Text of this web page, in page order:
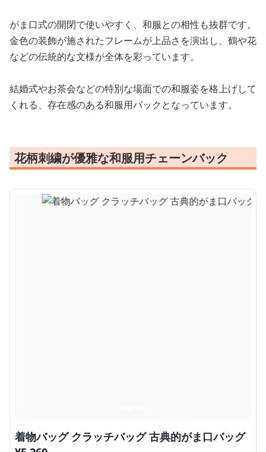
がま口式の開閉で使いやすく、和服との相性も抜群です。
金色の装飾が施されたフレームが上品さを演出し、鶴や花
などの伝統的な文様が全体を彩っています。
結婚式やお茶会などの特別な場面での和服姿を格上げして
くれる、存在感のある和服用バックとなっています。
花柄刺繍が優雅な和服用チェーンバック
着物バッグ クラッチバッグ 古典的がま口バッグ